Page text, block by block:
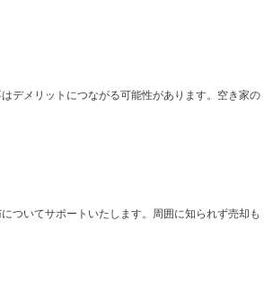
デメリットにつながる可能性があります。空き家の
ついてサポートいたします。周囲に知られず売却も